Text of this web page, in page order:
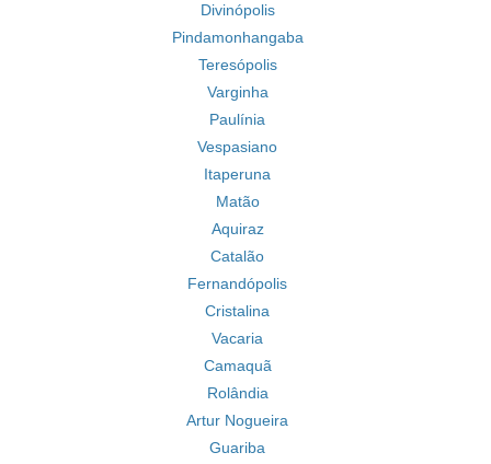
Divinópolis
Pindamonhangaba
Teresópolis
Varginha
Paulínia
Vespasiano
Itaperuna
Matão
Aquiraz
Catalão
Fernandópolis
Cristalina
Vacaria
Camaquã
Rolândia
Artur Nogueira
Guariba